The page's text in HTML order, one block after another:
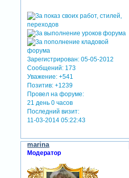
Зарегистрирован: 05-05-2012
Сообщений: 173
Уважение: +541
Позитив: +1239
Провел на форуме:
21 день 0 часов
Последний визит:
11-03-2014 05:22:43
marina
Модератор